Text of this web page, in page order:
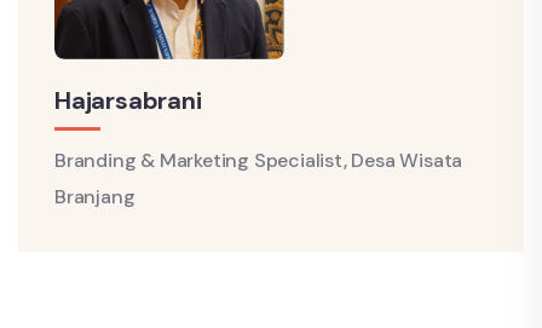
Hajarsabrani
Branding & Marketing Specialist, Desa Wisata
Branjang